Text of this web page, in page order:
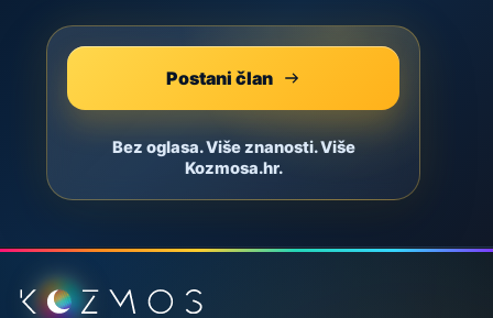
Postani član
Bez oglasa. Više znanosti. Više
Kozmosa.hr.
Podnožje stranice